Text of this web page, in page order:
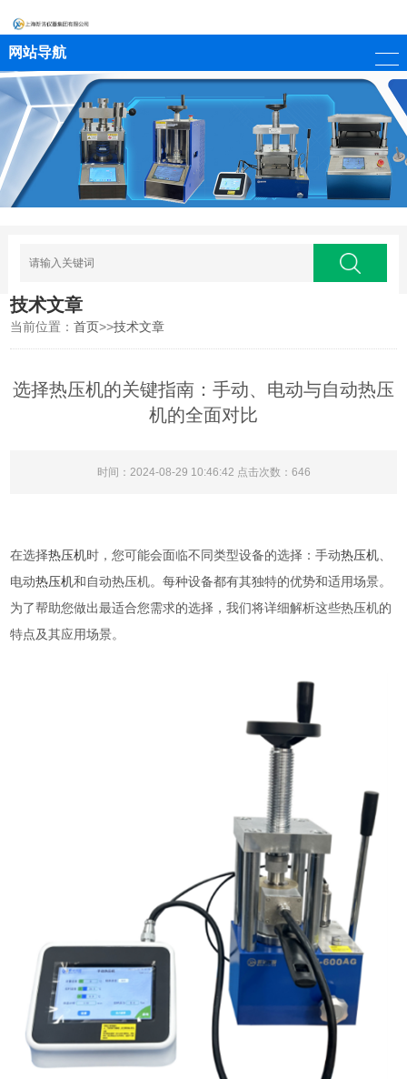
网站导航
技术文章
当前位置：首页>>技术文章
选择热压机的关键指南：手动、电动与自动热压
机的全面对比
时间：2024-08-29 10:46:42 点击次数：646
在选择热压机时，您可能会面临不同类型设备的选择：手动热压机
电动热压机和自动热压机。每种设备都有其独特的优势和适用场景。
为了帮助您做出最适合您需求的选择，我们将详细解析这些热压机的
特点及其应用场景。